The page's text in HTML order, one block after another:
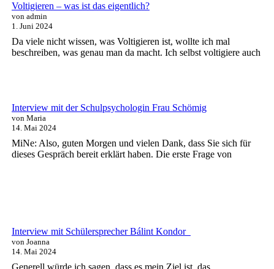
Voltigieren – was ist das eigentlich?
von admin
1. Juni 2024
Da viele nicht wissen, was Voltigieren ist, wollte ich mal
beschreiben, was genau man da macht. Ich selbst voltigiere auch
Interview mit der Schulpsychologin Frau Schömig
von Maria
14. Mai 2024
MiNe: Also, guten Morgen und vielen Dank, dass Sie sich für
dieses Gespräch bereit erklärt haben. Die erste Frage von
Interview mit Schülersprecher Bálint Kondor
von Joanna
14. Mai 2024